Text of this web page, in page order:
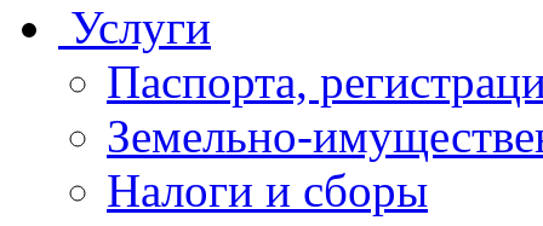
Услуги
Паспорта,
Земельно-
Налоги и сборы